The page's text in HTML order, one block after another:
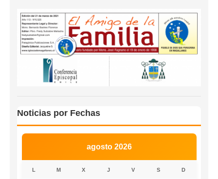
Noticias por Fechas
agosto 2026
L M X J V S D